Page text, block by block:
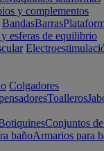
y complementos
BandasBarras
esferas de equilibrio
Colgadores
Toalleros
Conjuntos
bañoArmarios para